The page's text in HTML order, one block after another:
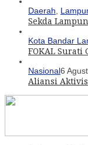
Daerah,
Sekda
Kota Bandar
FOKAL Surati
Nasional6
Aliansi